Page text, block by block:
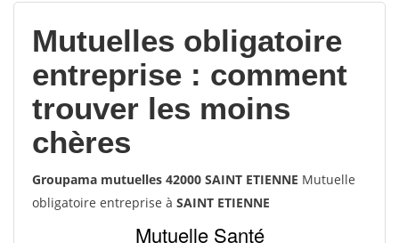
Mutuelles obligatoire
entreprise : comment
trouver les moins
chères
Groupama mutuelles 42000 SAINT ETIENNE Mutuelle
obligatoire entreprise à SAINT ETIENNE